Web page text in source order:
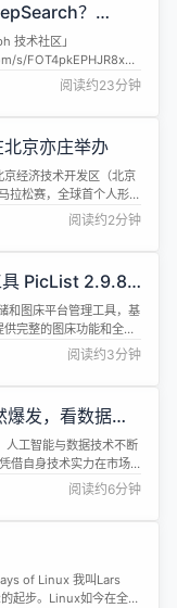
好地应用于企业级...
？
你答案
技术社区」
s/
索增强生成（RAG）技
决传统 RAG 的局限性。
享了关于 GraphRAG
阅读约23分钟
京亦庄举办
经济技术开发区（北京
拉松赛，全球首个人形机
、管委会副主任李全表
同一路线，但拥有单独
安全。 根据研判，本次
阅读约2分钟
具 PicList 2.9.8
和图床平台管理工具，基
完整的图床功能和全面
点包括： 完整保留PicGo
插件 扩展了内置图床平
和SFTP等 相册支持同步
理工具，如水印、压缩、
阅读约3分钟
发，看数据开
人工智能与数据技术不断
借自身技术实力在市场
发应用市场提供了视角。
场的双重驱动 1.1 技术实
的关键在于技术实力。
模型，能高效处理...
阅读约6分钟
of Linux 我叫Lars
起步。Linux如今在全球